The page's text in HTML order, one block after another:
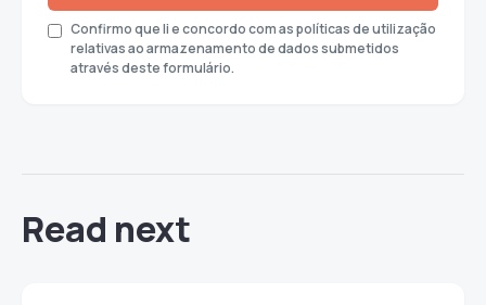
Confirmo que li e concordo com as políticas de utilização
relativas ao armazenamento de dados submetidos
através deste formulário.
Read next